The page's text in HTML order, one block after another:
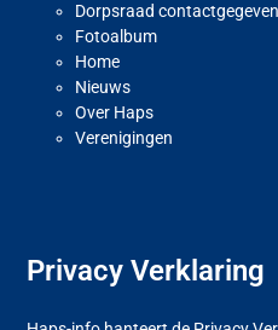
Dorpsraad
Fotoalbum
Home
Nieuws
Over Haps
Verenigingen
Privacy Verklaring